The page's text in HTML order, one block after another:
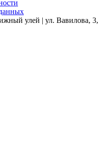
улей | ул. Вавилова, 3,